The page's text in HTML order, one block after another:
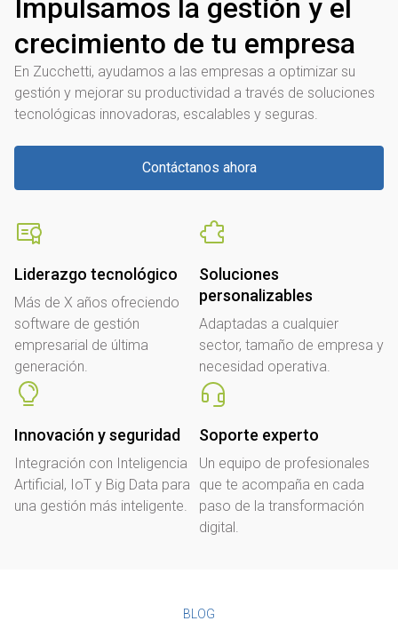
Impulsamos la gestión y el
crecimiento de tu empresa
En Zucchetti, ayudamos a las empresas a optimizar su
gestión y mejorar su productividad a través de soluciones
tecnológicas innovadoras, escalables y seguras.
Contáctanos ahora
Liderazgo tecnológico
Más de X años ofreciendo
software de gestión
empresarial de última
generación.
Soluciones
personalizables
Adaptadas a cualquier
sector, tamaño de empresa y
necesidad operativa.
Innovación y seguridad
Integración con Inteligencia
Artificial, IoT y Big Data para
una gestión más inteligente.
Soporte experto
Un equipo de profesionales
que te acompaña en cada
paso de la transformación
digital.
BLOG